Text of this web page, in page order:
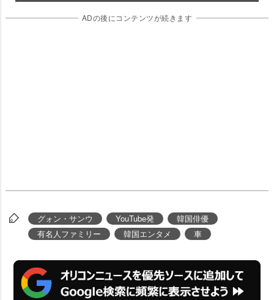
ADの後にコンテンツが続きます
グォン・サンウ YouTube発
韓国俳優
有名人ファミリー
韓国エンタメ 車